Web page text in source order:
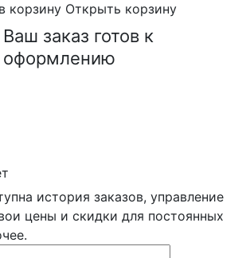
корзину Открыть корзину
Ваш заказ готов к
оформлению
история заказов, управление
цены и скидки для постоянных